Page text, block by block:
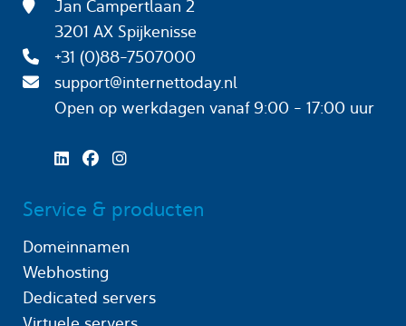
Jan Campertlaan 2
3201 AX Spijkenisse
+31 (0)88-7507000
support@internettoday.nl
Open op werkdagen
vanaf 9:00 - 17:00 uur
Service & producten
Domeinnamen
Webhosting
Dedicated servers